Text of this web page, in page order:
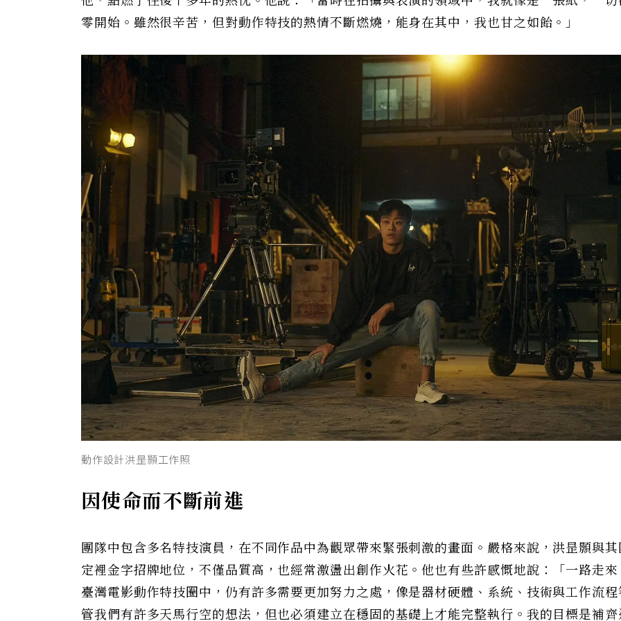
零開始。雖然很辛苦，但對動作特技的熱情不斷燃燒，能身在其中，我也甘之如飴。」
動作設計洪昰顥工作照
因使命而不斷前進
團隊中包含多名特技演員，在不同作品中為觀眾帶來緊張刺激的畫面。嚴格來說，洪昰顥與
定裡金字招牌地位，不僅品質高，也經常激盪出創作火花。他也有些許感慨地說：「一路走
臺灣電影動作特技圈中，仍有許多需要更加努力之處，像是器材硬體、系統、技術與工作流
管我們有許多天馬行空的想法，但也必須建立在穩固的基礎上才能完整執行。我的目標是補